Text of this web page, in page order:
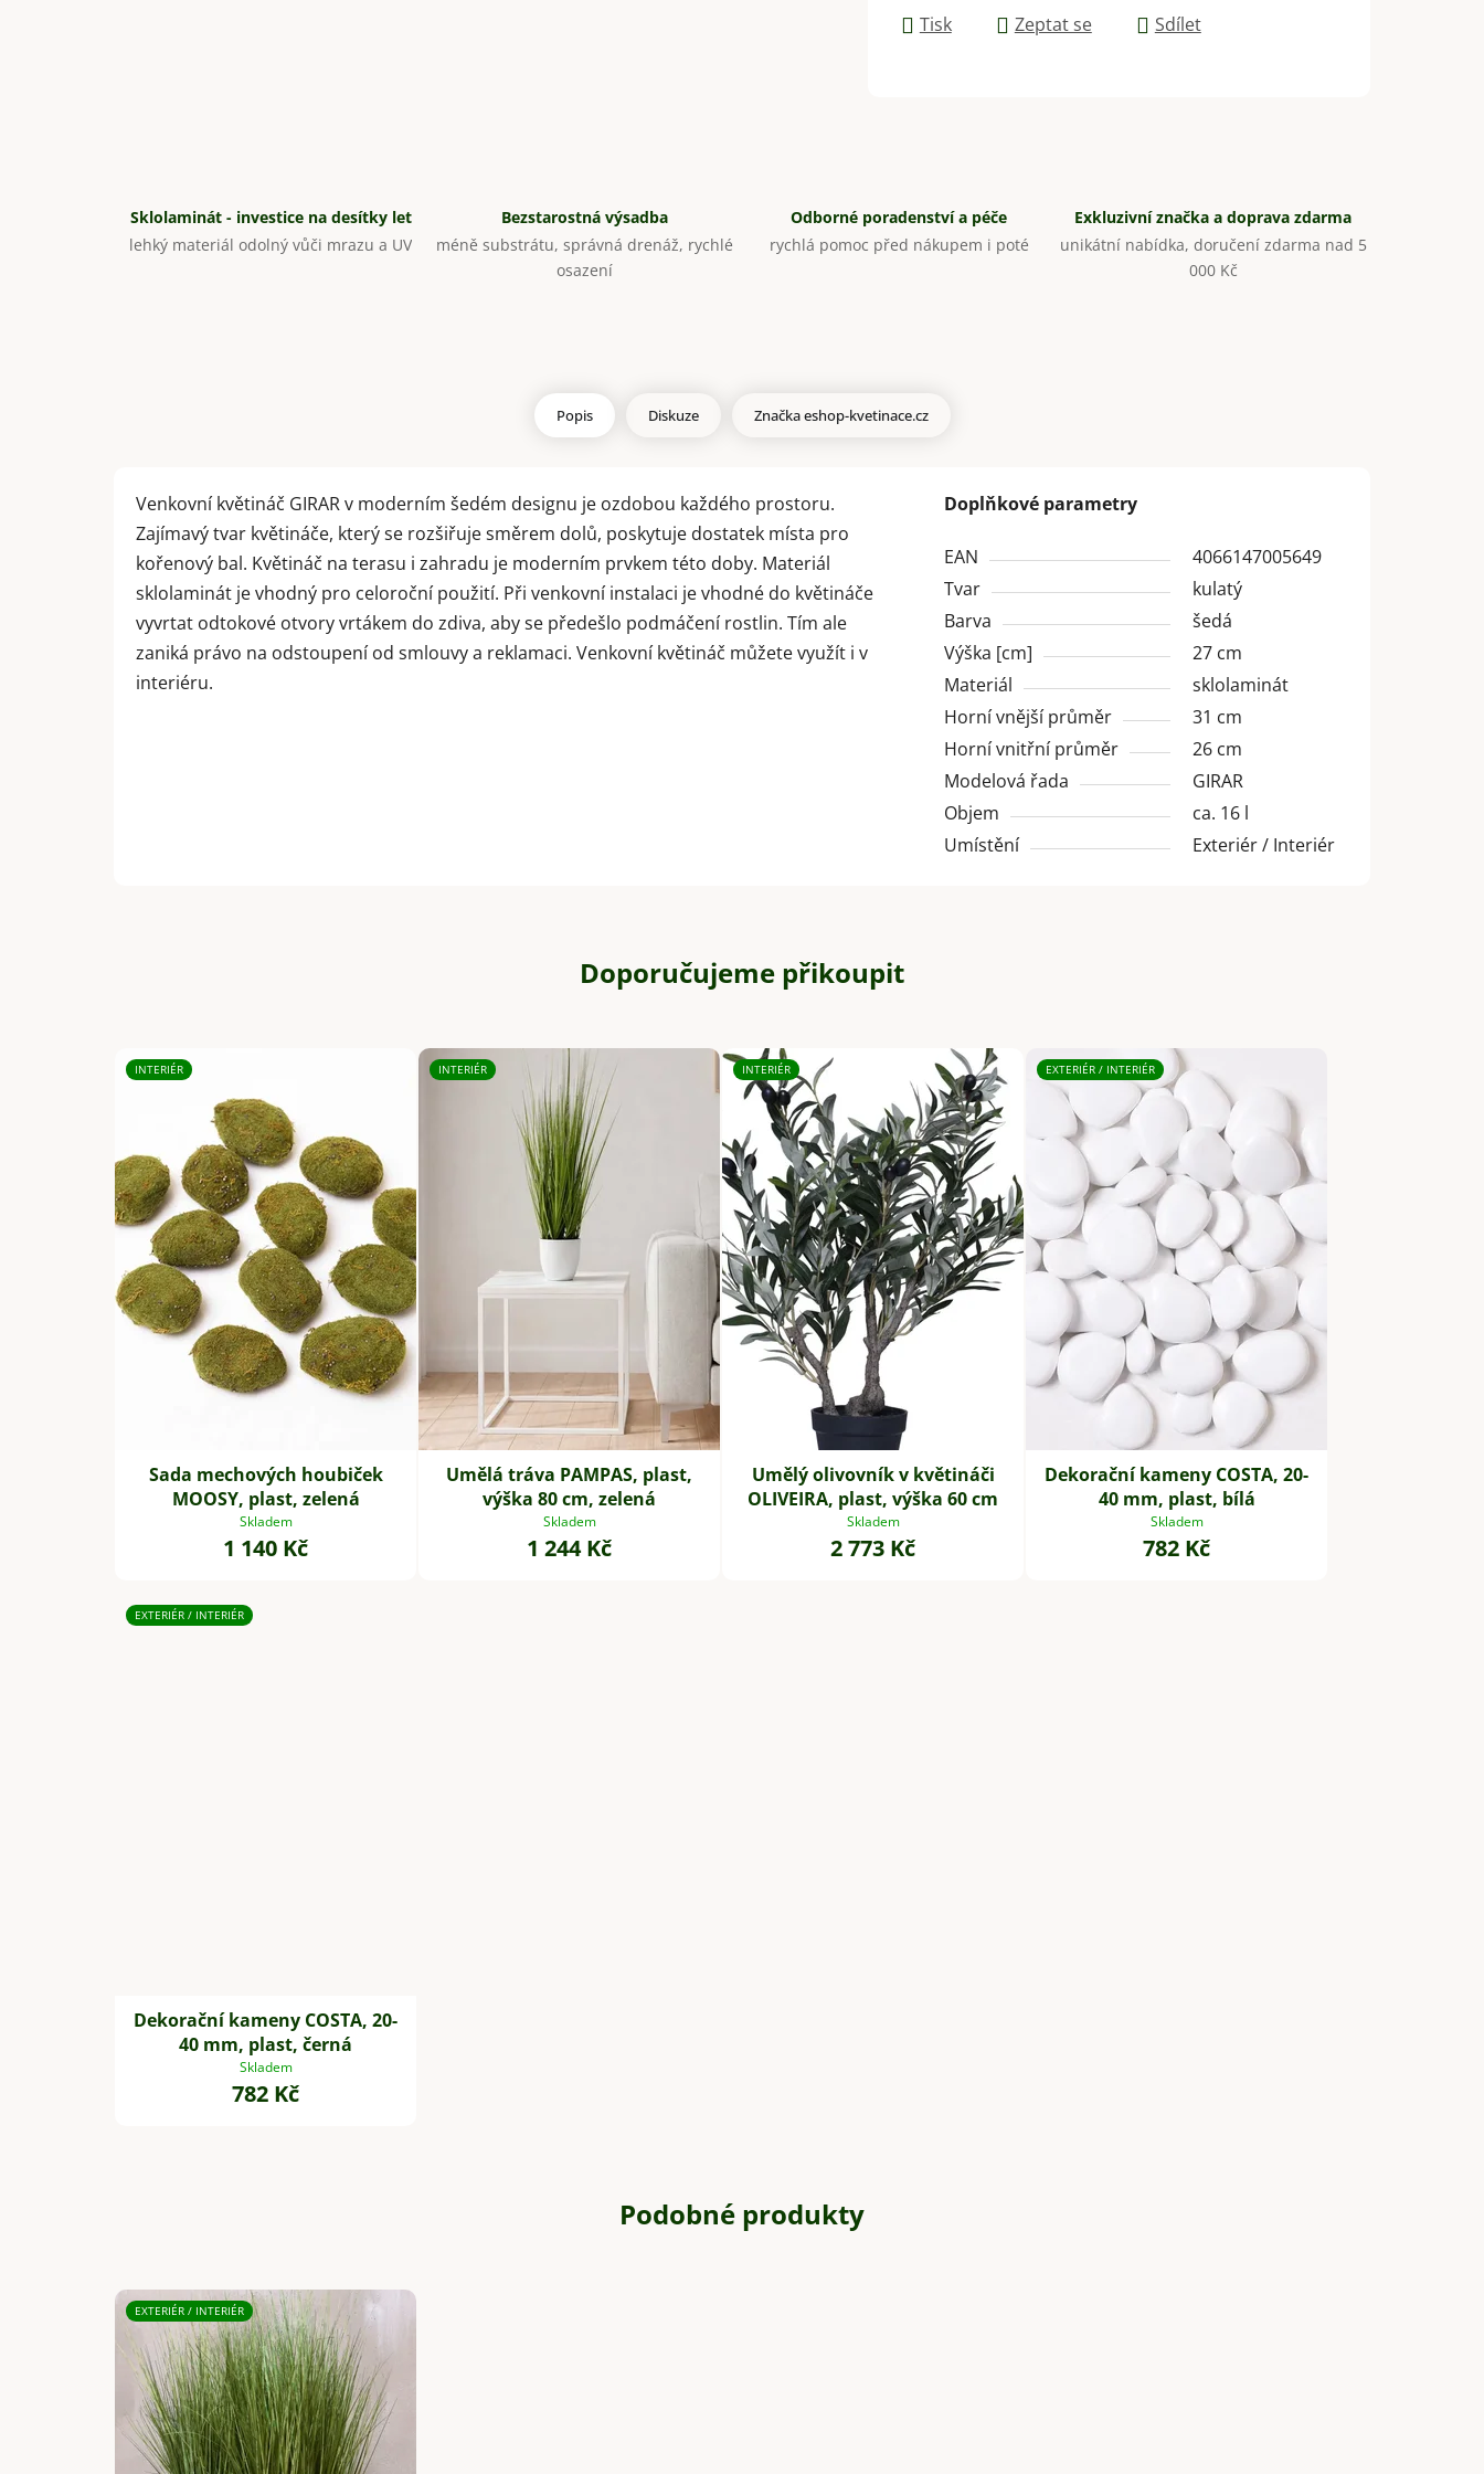
Tisk Zeptat se Sdílet
Sklolaminát - investice na desítky let
lehký materiál odolný vůči mrazu a UV
Bezstarostná výsadba
méně substrátu, správná drenáž, rychlé
osazení
Odborné poradenství a péče
rychlá pomoc před nákupem i poté
Exkluzivní značka a doprava zdarma
unikátní nabídka, doručení zdarma nad 5
000 Kč
Popis Diskuze Značkaeshop-kvetinace.cz
Venkovní květináč GIRAR v moderním šedém designu je ozdobou každého prostoru.
Zajímavý tvar květináče, který se rozšiřuje směrem dolů, poskytuje dostatek místa pro
kořenový bal. Květináč na terasu i zahradu je moderním prvkem této doby. Materiál
sklolaminát je vhodný pro celoroční použití. Při venkovní instalaci je vhodné do květináče
vyvrtat odtokové otvory vrtákem do zdiva, aby se předešlo podmáčení rostlin. Tím ale
zaniká právo na odstoupení od smlouvy a reklamaci. Venkovní květináč můžete využít i v
interiéru.
Doplňkové parametry
EAN
4066147005649
Tvar
kulatý
Barva
šedá
Výška [cm]
27 cm
Materiál
sklolaminát
Horní vnější průměr
31 cm
Horní vnitřní průměr
26 cm
Modelová řada
GIRAR
Objem
ca. 16 l
Umístění
Exteriér / Interiér
Doporučujeme přikoupit
INTERIÉR
Sada mechových houbiček
MOOSY, plast, zelená
Skladem
1 140 Kč
INTERIÉR
Umělá tráva PAMPAS, plast,
výška 80 cm, zelená
Skladem
1 244 Kč
INTERIÉR
Umělý olivovník v květináči
OLIVEIRA, plast, výška 60 cm
Skladem
2 773 Kč
EXTERIÉR / INTERIÉR
Dekorační kameny COSTA, 20-
40 mm, plast, bílá
Skladem
782 Kč
EXTERIÉR / INTERIÉR
Dekorační kameny COSTA, 20-
40 mm, plast, černá
Skladem
782 Kč
Podobné produkty
EXTERIÉR / INTERIÉR